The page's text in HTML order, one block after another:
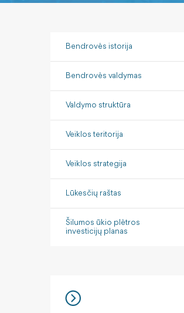
Bendrovės istorija
Bendrovės valdymas
Valdymo struktūra
Veiklos teritorija
Veiklos strategija
Lūkesčių raštas
Šilumos ūkio plėtros
investicijų planas